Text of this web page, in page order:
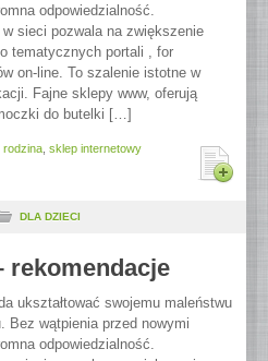
odpowiedzialność.
w sieci pozwala na zwiększenie
tematycznych portali , for
on-line. To szalenie istotne w
Fajne sklepy www, oferują
do butelki […]
rodzina sklep internetowy
DLA DZIECI
rekomendacje
ukształtować swojemu maleństwu
Bez wątpienia przed nowymi
odpowiedzialność.